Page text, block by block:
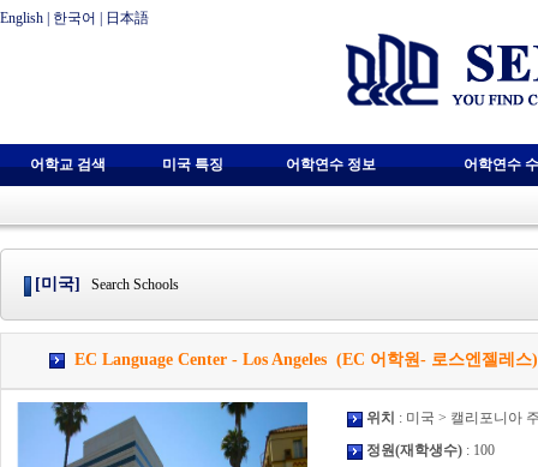
English 한국어 日本語
어학교 검색 미국 특징 어학연수 정보 어학연수
[미국] Search Schools
EC Language Center - Los Angeles (EC 어학원- 로스엔젤레스)
위치 : 미국 > 캘리포니아
정원(재학생수) : 100